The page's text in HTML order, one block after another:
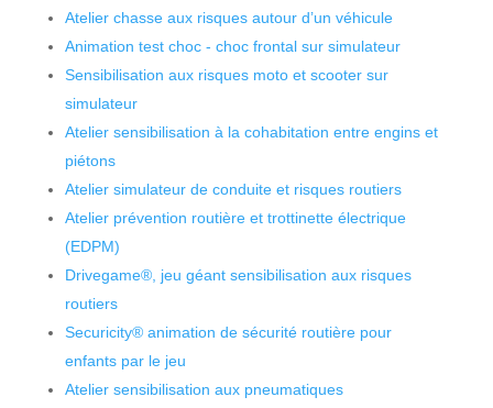
Atelier chasse aux risques autour d’un véhicule
Animation test choc - choc frontal sur simulateur
Sensibilisation aux risques moto et scooter sur
simulateur
Atelier sensibilisation à la cohabitation entre engins et
piétons
Atelier simulateur de conduite et risques routiers
Atelier prévention routière et trottinette électrique
(EDPM)
Drivegame®, jeu géant sensibilisation aux risques
routiers
Securicity® animation de sécurité routière pour
enfants par le jeu
Atelier sensibilisation aux pneumatiques